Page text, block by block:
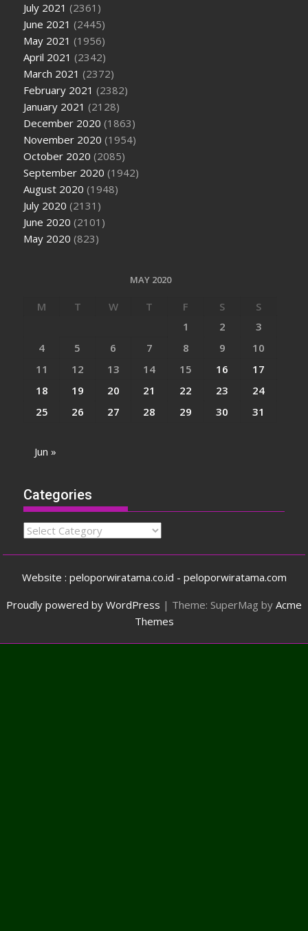
July 2021 (2361)
June 2021 (2445)
May 2021 (1956)
April 2021 (2342)
March 2021 (2372)
February 2021 (2382)
January 2021 (2128)
December 2020 (1863)
November 2020 (1954)
October 2020 (2085)
September 2020 (1942)
August 2020 (1948)
July 2020 (2131)
June 2020 (2101)
May 2020 (823)
MAY 2020
M T W T F S
S
1
2
3
4
5 6 7 8 9
10
11
12 13 14 15 16
17
18
19 20 21 22 23
24
25
26 27 28 29 30 31
Jun »
Categories
Categories
Website : peloporwiratama.co.id - peloporwiratama.com
Proudly powered by WordPress | Theme: SuperMag by Acme
Themes